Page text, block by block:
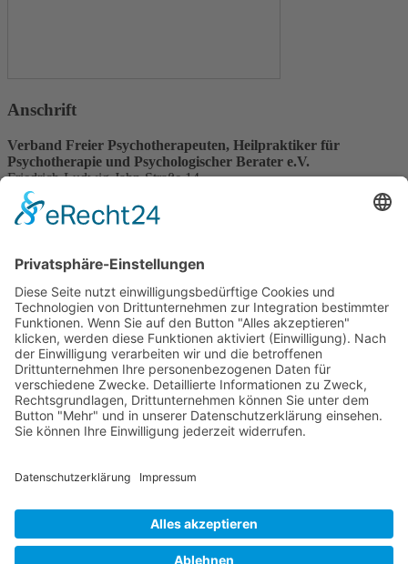
Anschrift
Verband Freier Psychotherapeuten, Heilpraktiker für
Psychotherapie und Psychologischer Berater e.V.
Friedrich-Ludwig-Jahn-Straße 14
31582 Nienburg/Weser
Service-Team
05021-8650320
Diese E-Mail-Adresse ist vor Spambots geschützt! Zur Anzeige
muss JavaScript eingeschaltet sein.
Wir sind Mitglied
Impressum
Login